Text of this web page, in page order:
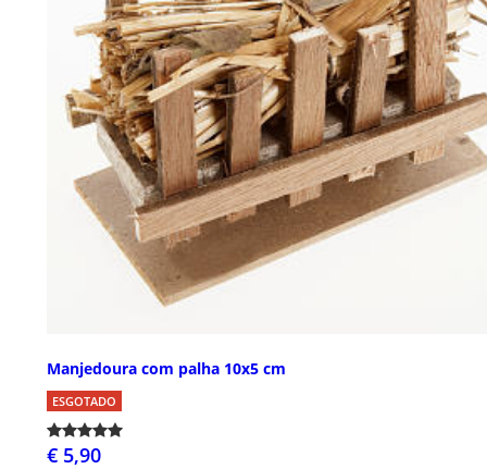
Manjedoura com palha 10x5 cm
ESGOTADO
€ 5,90